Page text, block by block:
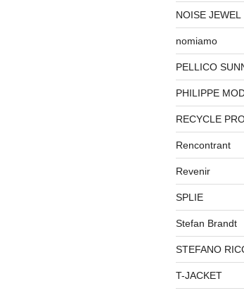
NOISE JEWEL
nomiamo
PELLICO
PHILIPPE
RECYCLE
Rencontrant
Revenir
SPLIE
Stefan Brandt
STEFANO
T-JACKET